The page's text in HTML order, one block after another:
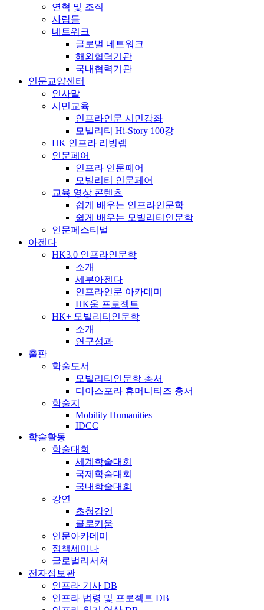
연혁 및 조직
사람들
네트워크
글로벌 네트워크
해외협력기관
국내협력기관
인문교양센터
인사말
시민교육
인프라인문 시민강좌
모빌리티 Hi-Story 100강
HK 인프라 리빙랩
인문페어
인프라 인문페어
모빌리티 인문페어
교육 영상 콘텐츠
쉽게 배우는 인프라인문학
쉽게 배우는 모빌리티인문학
인문페스티벌
아젠다
HK3.0 인프라인문학
소개
세부아젠다
인프라인문 아카데미
HK움 프로젝트
HK+ 모빌리티인문학
소개
연구성과
출판
학술도서
모빌리티인문학 총서
디아스포라 휴머니티즈 총서
학술지
Mobility Humanities
IDCC
학술활동
학술대회
세계학술대회
국제학술대회
국내학술대회
강연
초청강연
콜로키움
인문아카데미
정책세미나
글로벌리서처
전자정보관
인프라 기사 DB
인프라 법령 및 프로젝트 DB